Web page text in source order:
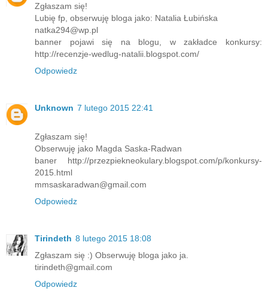
Zgłaszam się!
Lubię fp, obserwuję bloga jako: Natalia Łubińska
natka294@wp.pl
banner pojawi się na blogu, w zakładce konkursy:
http://recenzje-wedlug-natalii.blogspot.com/
Odpowiedz
Unknown 7 lutego 2015 22:41
Zgłaszam się!
Obserwuję jako Magda Saska-Radwan
baner http://przezpiekneokulary.blogspot.com/p/konkursy-
2015.html
mmsaskaradwan@gmail.com
Odpowiedz
Tirindeth 8 lutego 2015 18:08
Zgłaszam się :) Obserwuję bloga jako ja.
tirindeth@gmail.com
Odpowiedz